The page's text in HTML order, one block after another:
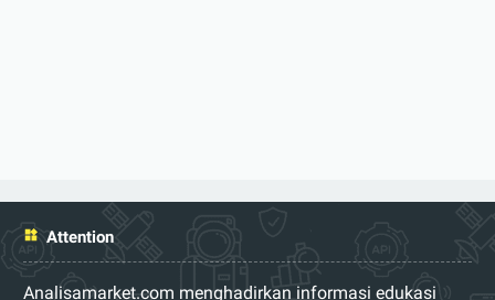
Attention
Analisamarket.com menghadirkan informasi edukasi